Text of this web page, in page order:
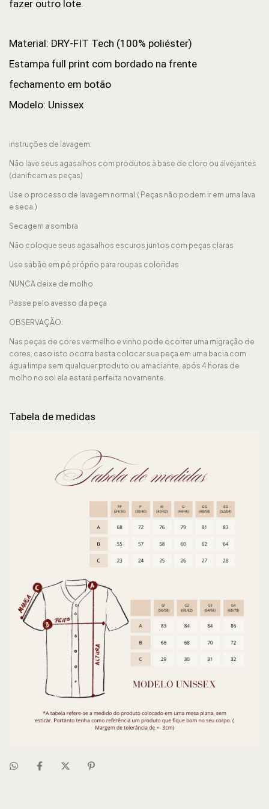
fazer outro lote.
Material: DRY-FIT Tech (100% poliéster)
Estampa full print com bordado na frente
fechamento em botão
Modelo: Unissex
instruções de lavagem:
Não lave seus agasalhos com produtos à base de cloro ou alvejantes
(danificam as peças)
Use o processo de lavagem normal.( Peças não podem ir em uma lava
e seca.)
Secagem a sombra
Não coloque seus agasalhos escuros juntos com peças claras
Use sabão em pó próprio para roupas coloridas
NUNCA deixe de molho
Passe pelo avesso da peça
OBSERVAÇÃO:
Nas peças de cores vermelho e vinho pode ocorrer uma migração de
cores, caso isto ocorra basta colocar sua peça em uma bacia com
água limpa sem qualquer produto ou amaciante, após 4 horas de
molho no sol ela estará perfeita novamente.
Tabela de medidas